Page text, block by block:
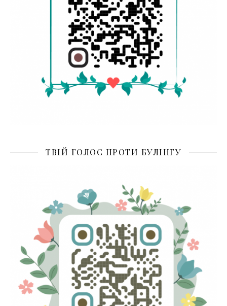
ТВІЙ ГОЛОС ПРОТИ БУЛІНГУ